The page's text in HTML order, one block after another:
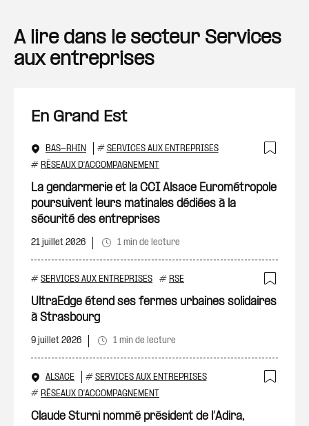
A lire dans le secteur Services
aux entreprises
En Grand Est
BAS-RHIN # SERVICES AUX ENTREPRISES
# RÉSEAUX D'ACCOMPAGNEMENT
La gendarmerie et la CCI Alsace Eurométropole
poursuivent leurs matinales dédiées à la
sécurité des entreprises
21 juillet 2026 1 min de lecture
# SERVICES AUX ENTREPRISES # RSE
UltraEdge étend ses fermes urbaines solidaires
à Strasbourg
9 juillet 2026 1 min de lecture
ALSACE # SERVICES AUX ENTREPRISES
# RÉSEAUX D'ACCOMPAGNEMENT
Claude Sturni nommé président de l’Adira,